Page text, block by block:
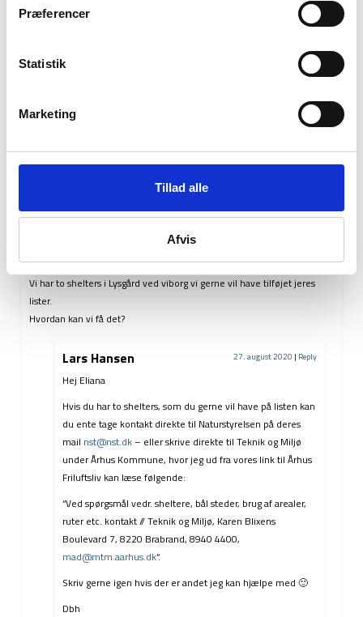
Præferencer
Statistik
Marketing
Tillad alle
Afvis
Via Ferrata – Alt du skal vide om den populære
klatrerute
Hvad er Via Ferrata? Hvis du elsker at udfordre dig selv,
nyder at befinde dig...
5 kommentarer
Eliana 24. august 2020|Reply
Vi har to shelters i Lysgård ved viborg vi gerne vil have tilføjet jeres
lister.
Hvordan kan vi få det?
Lars Hansen 27. august 2020 | Reply
Hej Eliana
Hvis du har to shelters, som du gerne vil have på listen kan
du ente tage kontakt direkte til Naturstyrelsen på deres
mail nst@nst.dk– eller skrive direkte til Teknik og Miljø
under Århus Kommune, hvor jeg ud fra vores link til Århus
Friluftsliv kan læse følgende:
“Ved spørgsmål vedr. sheltere, bål steder, brug af arealer,
ruter etc. kontakt // Teknik og Miljø, Karen Blixens
Boulevard 7, 8220 Brabrand, 8940 4400,
mad@mtm.aarhus.dk“.
Skriv gerne igen hvis der er andet jeg kan hjælpe med 🙂
Dbh